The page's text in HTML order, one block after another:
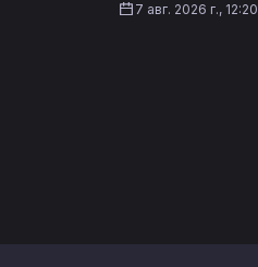
7 авг. 2026 г., 12:20